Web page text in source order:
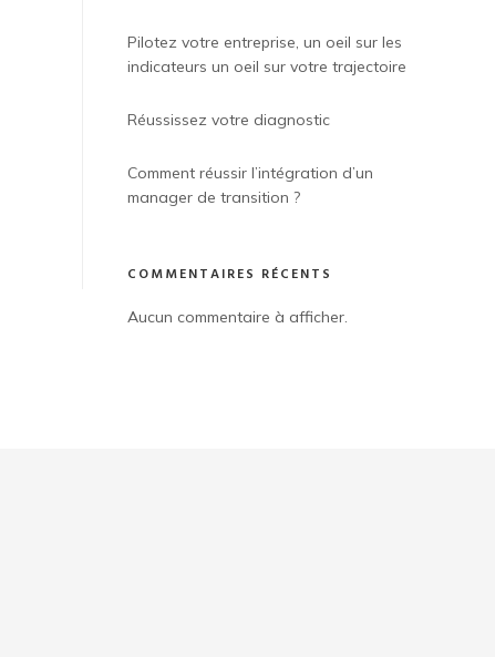
Pilotez votre entreprise, un oeil sur les
indicateurs un oeil sur votre trajectoire
Réussissez votre diagnostic
Comment réussir l’intégration d’un
manager de transition ?
COMMENTAIRES RÉCENTS
Aucun commentaire à afficher.